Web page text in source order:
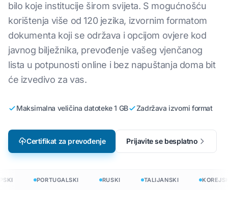
bilo koje institucije širom svijeta. S mogućnošću
korištenja više od 120 jezika, izvornim formatom
dokumenta koji se održava i opcijom ovjere kod
javnog bilježnika, prevođenje vašeg vjenčanog
lista u potpunosti online i bez napuštanja doma bit
će izvedivo za vas.
Maksimalna veličina datoteke 1 GB Zadržava izvorni format
Certifikat za prevođenje Prijavite se besplatno
PORTUGALSKI RUSKI TALIJANSKI